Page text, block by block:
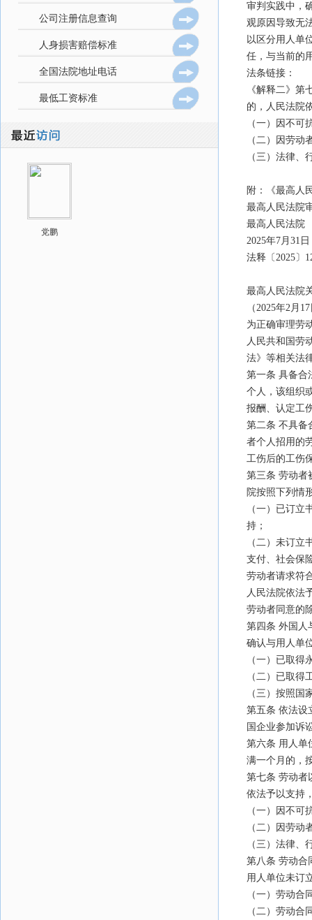
审判实践中，
观原因导致无
以区分用人单
任，与当前的
法条链接：
《解释二》
的，人民法院
（一）因不可
（二）因劳动
（三）法律、
附：《最高人
最高人民法院
最高人民法院
2025年7月31日
法释〔2025〕
最高人民法院
（2025年2月
为正确审理劳
人民共和国劳
法》等相关法
第一条 具备合
个人，该组织
报酬、认定工
第二条 不具备
者个人招用的
工伤后的工伤
第三条 劳动者
院按照下列情
（一）已订
持；
（二）未订
支付、社会保
劳动者请求符
人民法院依法
劳动者同意的
第四条 外国人
确认与用人单
（一）已取得
（二）已取得
（三）按照国
第五条 依法设
国企业参加诉
第六条 用人单
满一个月的，
第七条 劳动者
依法予以支持
（一）因不可
（二）因劳动
（三）法律、
第八条 劳动合
用人单位未订
（一）劳动
（二）劳动合
公司注册信息查询
人身损害赔偿标准
全国法院地址电话
最低工资标准
党鹏